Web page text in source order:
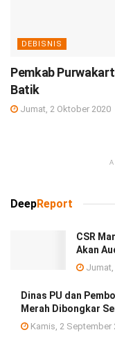
DEBISNIS
Pemkab
Batik
Jumat, 2 Oktober 2020
DeepReport
CSR
Akan
Dinas PU dan
Merah Dibongkar
Kamis, 2 September